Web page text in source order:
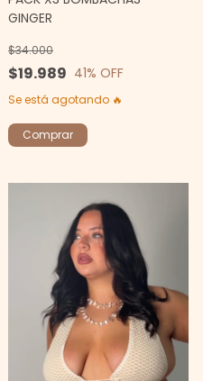
GINGER
$19.989
$34.000
41% OFF
Se está agotando 🔥
Comprar